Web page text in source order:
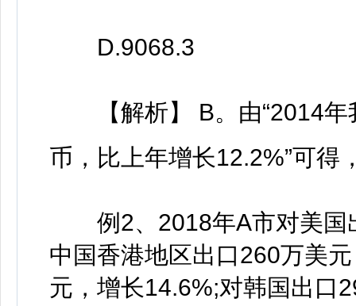
D.9068.3
【解析】 B。由“2014年
币，比上年增长12.2%”可得
例2、2018年A市对美国
中国香港地区出口260万美
元，增长14.6%;对韩国出口